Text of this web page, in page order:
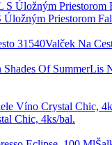
Úložným Priestorom
Valček Na
Lis
Chic, 4ks/bal.